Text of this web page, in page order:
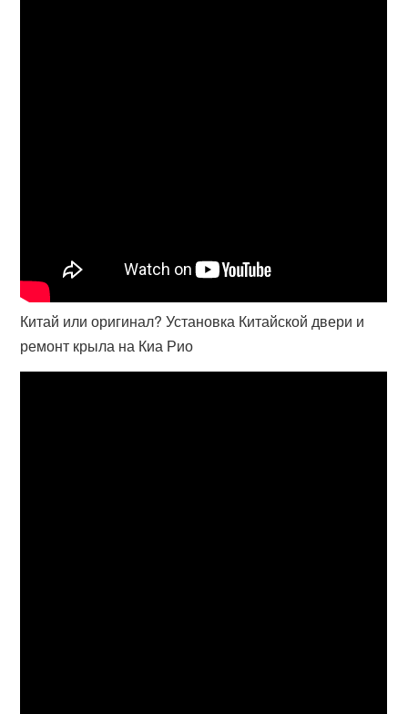
Китай или оригинал? Установка Китайской двери и
ремонт крыла на Киа Рио